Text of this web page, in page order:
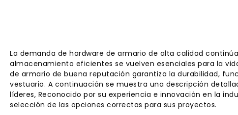
La demanda de hardware de armario de alta calidad
almacenamiento eficientes se vuelven esenciales para la
de armario de buena reputación garantiza la durabilidad,
vestuario. A continuación se muestra una descripción
líderes, Reconocido por su experiencia e innovación en la
selección de las opciones correctas para sus proyectos.